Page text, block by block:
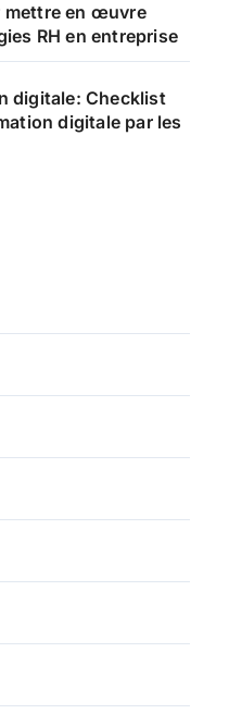
mettre en œuvre
RH en entreprise
digitale: Checklist
digitale par les